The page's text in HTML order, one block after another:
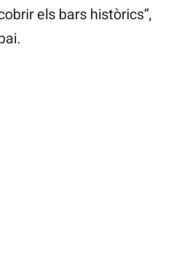
els bars històrics”,